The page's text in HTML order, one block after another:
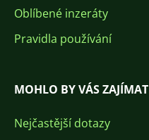
Oblíbené inzeráty
Pravidla používání
MOHLO BY VÁS ZAJÍMAT
Nejčastější dotazy